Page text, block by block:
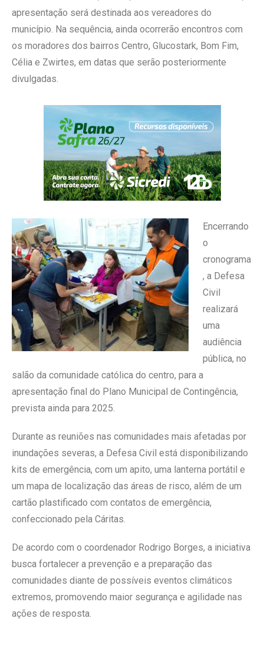
apresentação será destinada aos vereadores do
município. Na sequência, ainda ocorrerão encontros com
os moradores dos bairros Centro, Glucostark, Bom Fim,
Célia e Zwirtes, em datas que serão posteriormente
divulgadas.
Encerrando
o
cronograma
, a Defesa
Civil
realizará
uma
audiência
pública, no
salão da comunidade católica do centro, para a
apresentação final do Plano Municipal de Contingência,
prevista ainda para 2025.
Durante as reuniões nas comunidades mais afetadas por
inundações severas, a Defesa Civil está disponibilizando
kits de emergência, com um apito, uma lanterna portátil e
um mapa de localização das áreas de risco, além de um
cartão plastificado com contatos de emergência,
confeccionado pela Cáritas.
De acordo com o coordenador Rodrigo Borges, a iniciativa
busca fortalecer a prevenção e a preparação das
comunidades diante de possíveis eventos climáticos
extremos, promovendo maior segurança e agilidade nas
ações de resposta.